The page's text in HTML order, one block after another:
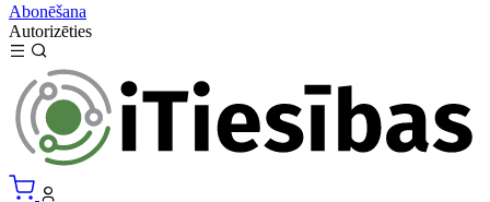
Abonēšana
Autorizēties